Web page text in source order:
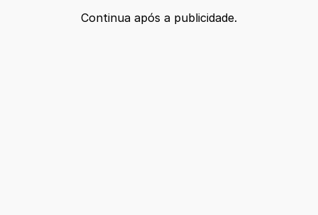
Continua após a publicidade.